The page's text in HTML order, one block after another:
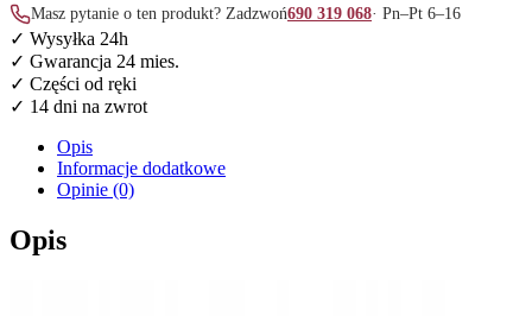
Masz pytanie o ten produkt? Zadzwoń690 319 068· Pn–Pt 6–16
✓ Wysyłka 24h
✓ Gwarancja 24 mies.
✓ Części od ręki
✓ 14 dni na zwrot
Opis
Informacje dodatkowe
Opinie (0)
Opis